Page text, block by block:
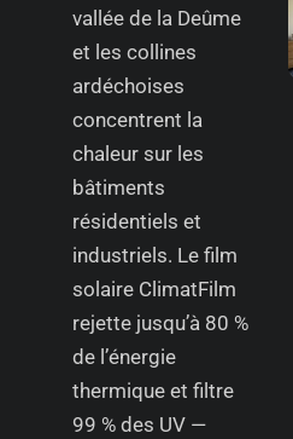
vallée de la Deûme
et les collines
ardéchoises
concentrent la
chaleur sur les
bâtiments
résidentiels et
industriels. Le film
solaire ClimatFilm
rejette jusqu’à 80 %
de l’énergie
thermique et filtre
99 % des UV —